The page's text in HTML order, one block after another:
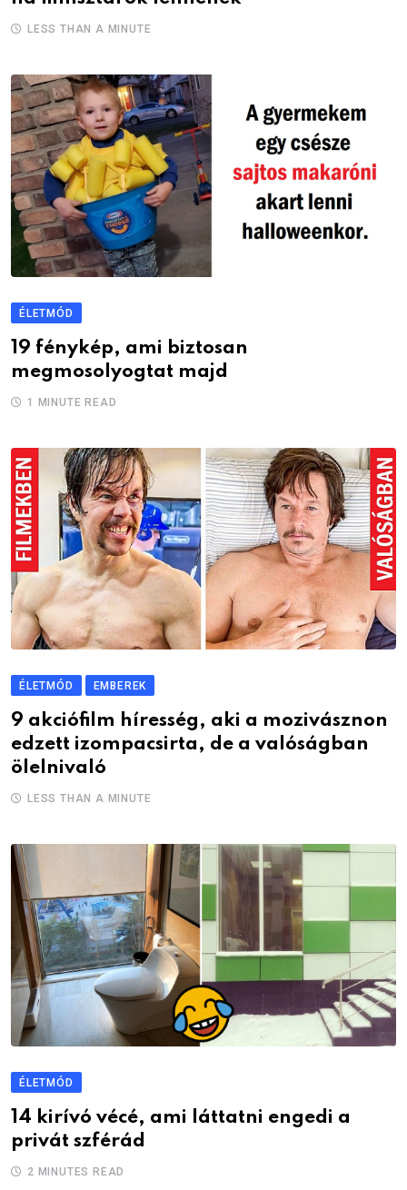
LESS THAN A MINUTE
ÉLETMÓD
19 fénykép, ami biztosan
megmosolyogtat majd
1 MINUTE READ
ÉLETMÓD EMBEREK
9 akciófilm híresség, aki a mozivásznon
edzett izompacsirta, de a valóságban
ölelnivaló
LESS THAN A MINUTE
ÉLETMÓD
14 kirívó vécé, ami láttatni engedi a
privát szférád
2 MINUTES READ